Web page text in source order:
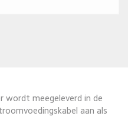
wordt meegeleverd in de
aan als